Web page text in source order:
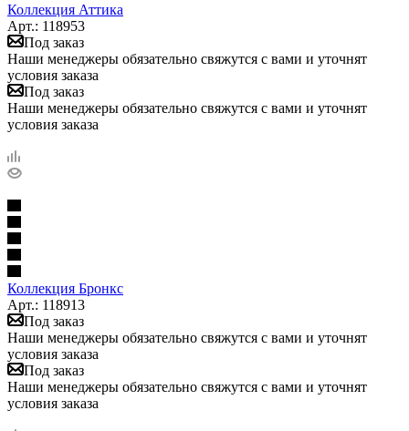
Коллекция Аттика
Арт.: 118953
Под заказ
Наши менеджеры обязательно свяжутся с вами и уточнят
условия заказа
Под заказ
Наши менеджеры обязательно свяжутся с вами и уточнят
условия заказа
Коллекция Бронкс
Арт.: 118913
Под заказ
Наши менеджеры обязательно свяжутся с вами и уточнят
условия заказа
Под заказ
Наши менеджеры обязательно свяжутся с вами и уточнят
условия заказа